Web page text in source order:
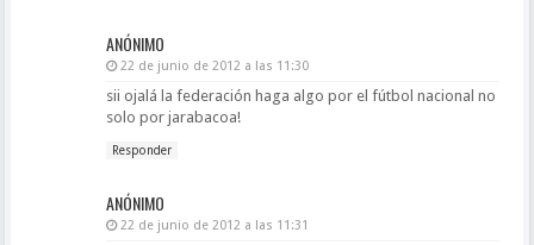
ANÓNIMO
22 de junio de 2012 a las 11:30
sii ojalá la federación haga algo por el fútbol nacional no
solo por jarabacoa!
Responder
ANÓNIMO
22 de junio de 2012 a las 11:31